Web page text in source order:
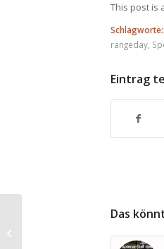
This post is
Schlagworte:
rangeday,
Eintrag
Das
BRUNOX AG – Sponsor